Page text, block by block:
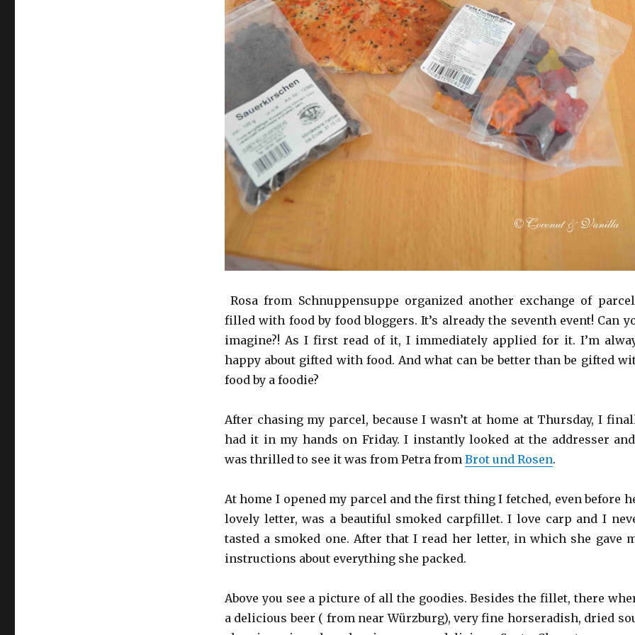
Rosa from Schnuppensuppe organized another exchange of
filled with food by food bloggers. It’s already the seventh event! Can
imagine?! As I first read of it, I immediately applied for it. I’m
happy about gifted with food. And what can be better than be gifted
food by a foodie?
After chasing my parcel, because I wasn’t at home at Thursday, I
had it in my hands on Friday. I instantly looked at the addresser
was thrilled to see it was from Petra from Brot und Rosen.
At home I opened my parcel and the first thing I fetched, even before
lovely letter, was a beautiful smoked carpfillet. I love carp and I
tasted a smoked one. After that I read her letter, in which she gave
instructions about everything she packed.
Above you see a picture of all the goodies. Besides the fillet, there
a delicious beer ( from near Würzburg), very fine horseradish, dried